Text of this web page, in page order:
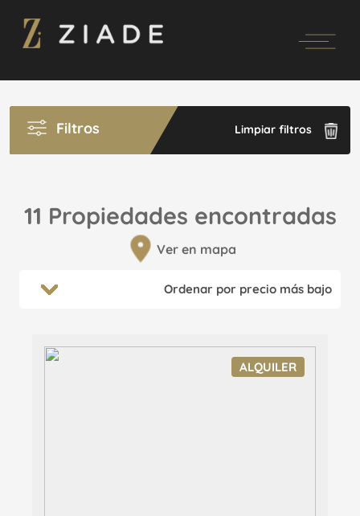
Filtros Limpiar filtros
11 Propiedades encontradas
Ver en mapa
ALQUILER